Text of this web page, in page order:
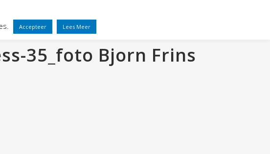
35_foto Bjorn Frins
Accepteer Lees Meer